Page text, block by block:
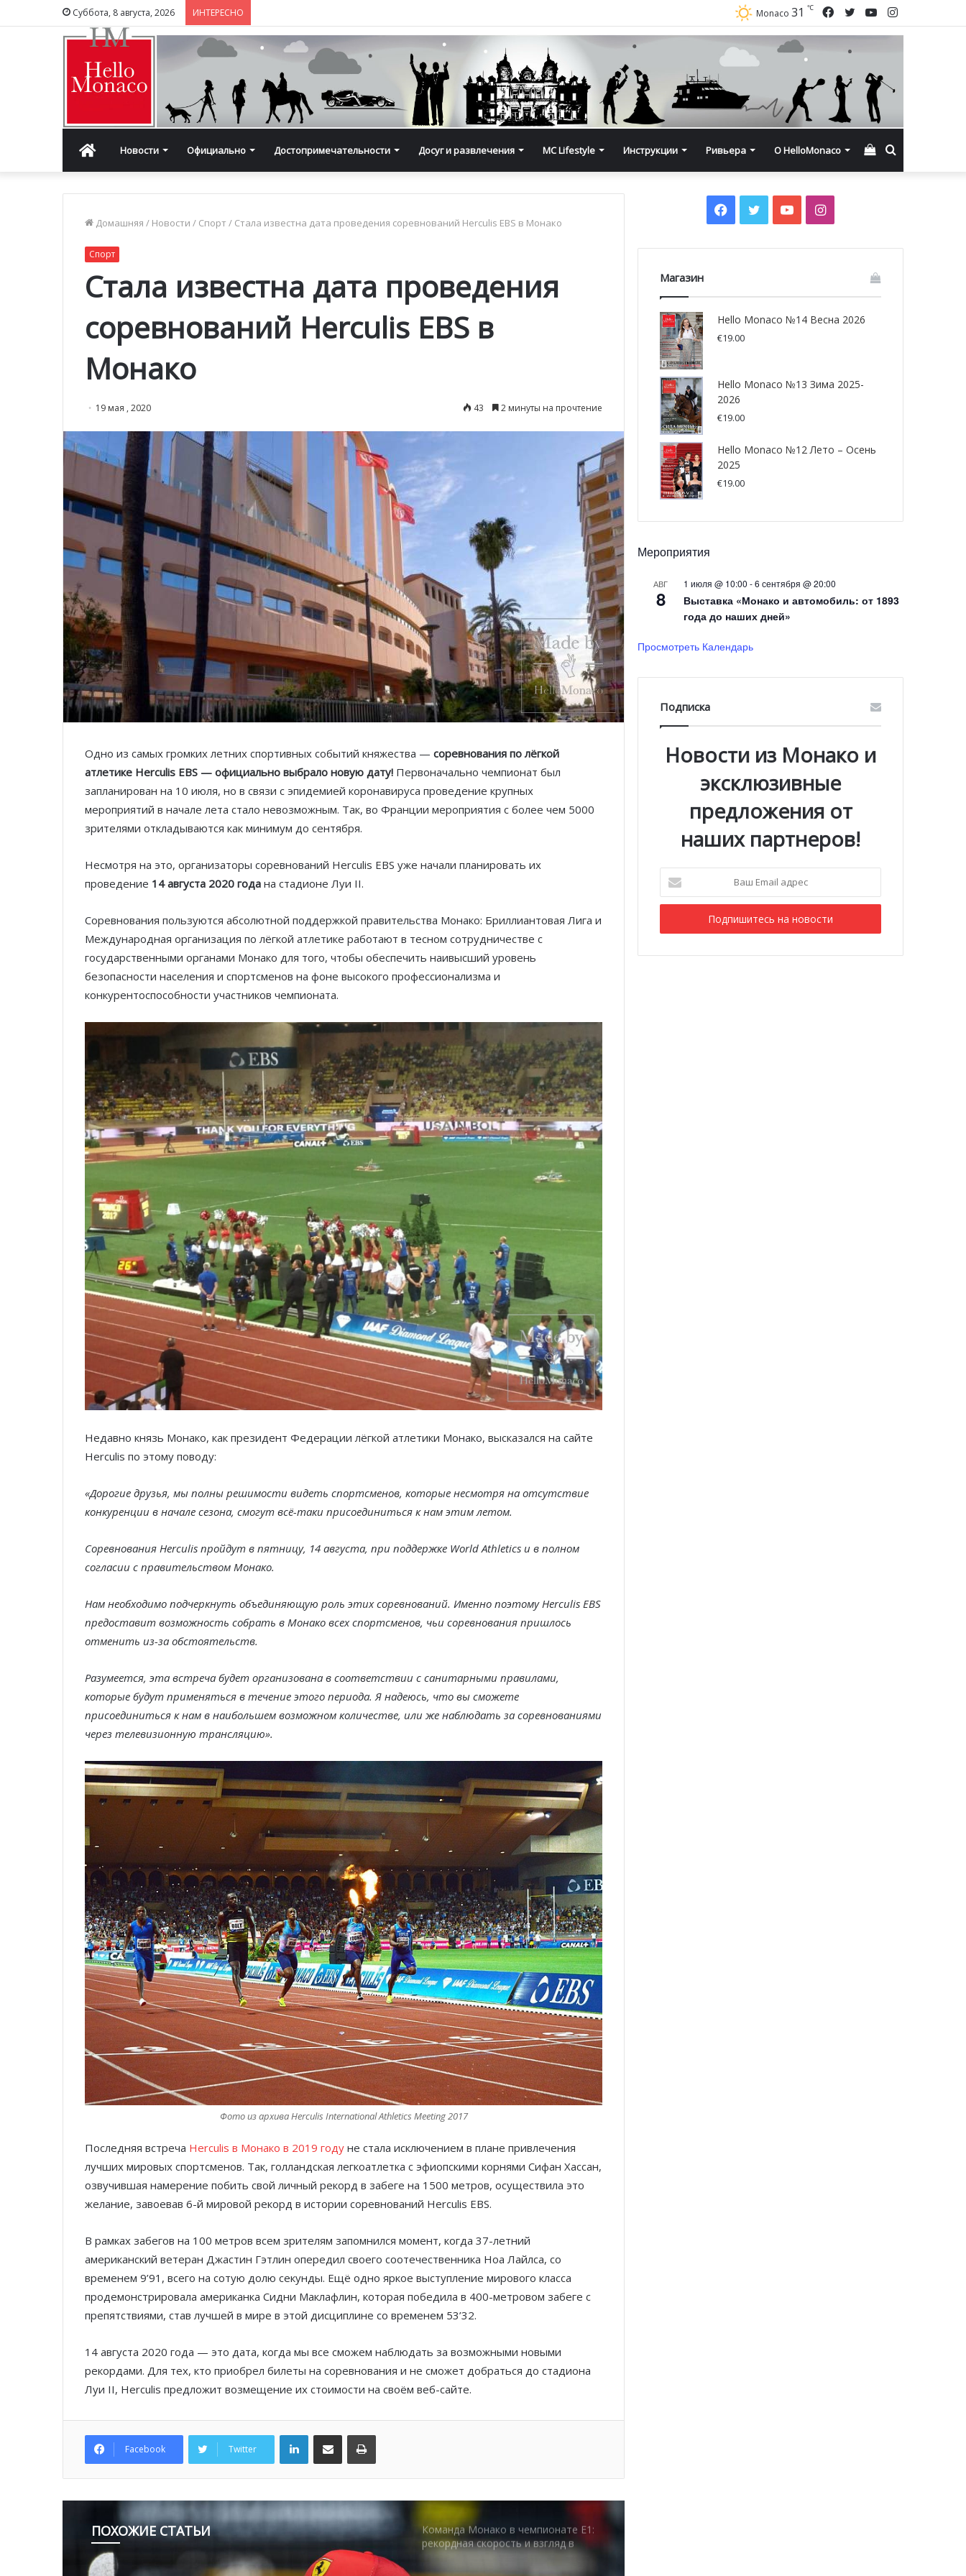
Суббота, 8 августа, 2026 ИНТЕРЕСНО Instagram
YouTube
Twitter
Facebook
Monaco 31 ℃
ГлавнаяНовости Официально Достопримечательности Досуг и развлечения MC Lifestyle Инструкции Ривьера О HelloMonaco Смотреть
Домашняя / Новости / Спорт / Стала известна дата проведения соревнований Herculis EBS в Монако
Спорт
Стала известна дата проведения
соревнований Herculis EBS в
Монако
19 мая , 2020 43 2 минуты на прочтение
Одно из самых громких летних спортивных событий княжества — соревнования по лёгкой
атлетике Herculis EBS — официально выбрало новую дату! Первоначально чемпионат был
запланирован на 10 июля, но в связи с эпидемией коронавируса проведение крупных
мероприятий в начале лета стало невозможным. Так, во Франции мероприятия с более чем 5000
зрителями откладываются как минимум до сентября.
Несмотря на это, организаторы соревнований Herculis EBS уже начали планировать их
проведение 14 августа 2020 года на стадионе Луи II.
Соревнования пользуются абсолютной поддержкой правительства Монако: Бриллиантовая Лига и
Международная организация по лёгкой атлетике работают в тесном сотрудничестве с
государственными органами Монако для того, чтобы обеспечить наивысший уровень
безопасности населения и спортсменов на фоне высокого профессионализма и
конкурентоспособности участников чемпионата.
Недавно князь Монако, как президент Федерации лёгкой атлетики Монако, высказался на сайте
Herculis по этому поводу:
«Дорогие друзья, мы полны решимости видеть спортсменов, которые несмотря на отсутствие
конкуренции в начале сезона, смогут всё-таки присоединиться к нам этим летом.
Соревнования Herculis пройдут в пятницу, 14 августа, при поддержке World Athletics и в полном
согласии с правительством Монако.
Нам необходимо подчеркнуть объединяющую роль этих соревнований. Именно поэтому Herculis EBS
предоставит возможность собрать в Монако всех спортсменов, чьи соревнования пришлось
отменить из-за обстоятельств.
Разумеется, эта встреча будет организована в соответствии с санитарными правилами,
которые будут применяться в течение этого периода. Я надеюсь, что вы сможете
присоединиться к нам в наибольшем возможном количестве, или же наблюдать за соревнованиями
через телевизионную трансляцию».
Фото из архива Herculis International Athletics Meeting 2017
Последняя встреча Herculis в Монако в 2019 году не стала исключением в плане привлечения
лучших мировых спортсменов. Так, голландская легкоатлетка с эфиопскими корнями Сифан Хассан,
озвучившая намерение побить свой личный рекорд в забеге на 1500 метров, осуществила это
желание, завоевав 6-й мировой рекорд в истории соревнований Herculis EBS.
В рамках забегов на 100 метров всем зрителям запомнился момент, когда 37-летний
американский ветеран Джастин Гэтлин опередил своего соотечественника Ноа Лайлса, со
временем 9’91, всего на сотую долю секунды. Ещё одно яркое выступление мирового класса
продемонстрировала американка Сидни Маклафлин, которая победила в 400-метровом забеге с
препятствиями, став лучшей в мире в этой дисциплине со временем 53’32.
14 августа 2020 года — это дата, когда мы все сможем наблюдать за возможными новыми
рекордами. Для тех, кто приобрел билеты на соревнования и не сможет добраться до стадиона
Луи II, Herculis предложит возмещение их стоимости на своём веб-сайте.
Facebook Twitter
LinkedInПоделиться по электронной почте Распечатать
ПОХОЖИЕ СТАТЬИ
спортивные площадки Монако
От Монте-Карло к Гран-при
Гламур, скорость и драма: чем
запомнился Гран-при Монако
United в женском футболе Монако
Футбол, звёзды и
открыло неделю Гран-при
Ferrari набирает скорость перед
Команда Монако в чемпионате E1:
рекордная скорость и взгляд в
Facebook
TwitterYouTubeInstagram
Магазин
Hello Monaco №14 Весна 2026
€19.00
Hello Monaco №13 Зима 2025-
2026
€19.00
Hello Monaco №12 Лето – Осень
2025
€19.00
Мероприятия
АВГ
8
1 июля @ 10:00 -6 сентября @ 20:00
Выставка «Монако и автомобиль: от 1893
года до наших дней»
Просмотреть Календарь
Подписка
Новости из Монако и
эксклюзивные
предложения от
наших партнеров!
Email
адрес